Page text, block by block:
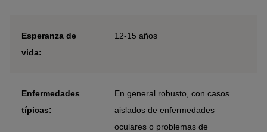
Esperanza de
vida:
12-15 años
Enfermedades
típicas:
En general robusto, con casos
aislados de enfermedades
oculares o problemas de